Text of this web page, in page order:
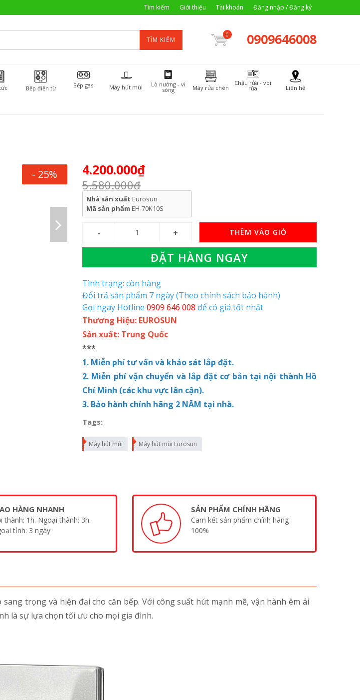
Tìm kiếm Giới thiệu Tài khoản Đăng nhập / Đăng ký
TÌM KIẾM
0 0909646008
Bếp điện từ Bếp gas Máy hút mùi Lò nướng - vi
sóng Máy rửa chén
Chậu rửa - vòi
rửa Liên hệ
- 25% 4.200.000₫
5.580.000₫
Nhà sản xuất Eurosun
Mã sản phẩm EH-70K10S
THÊM VÀO GIỎ
ĐẶT HÀNG NGAY
Tình trạng: còn hàng
Đổi trả sản phẩm 7 ngày (Theo chính sách bảo hành)
Gọi ngay Hotline 0909 646 008 để có giá tốt nhất
Thương Hiệu: EUROSUN
Sản xuất: Trung Quốc
***
1. Miễn phí tư vấn và khảo sát lắp đặt.
2. Miễn phí vận chuyển và lắp đặt cơ bản tại nội thành Hồ
Chí Minh (các khu vực lân cận).
3. Bảo hành chính hãng 2 NĂM tại nhà.
Tags:
Máy hút mùi Máy hút mùi Eurosun
HÀNG NHANH
thành: 1h. Ngoại thành: 3h.
tỉnh: 3 ngày
SẢN PHẨM CHÍNH HÃNG
Cam kết sản phẩm chính hãng
100%
trọng và hiện đại cho căn bếp. Với công suất hút mạnh mẽ, vận hành êm ái
là sự lựa chọn tối ưu cho mọi gia đình.